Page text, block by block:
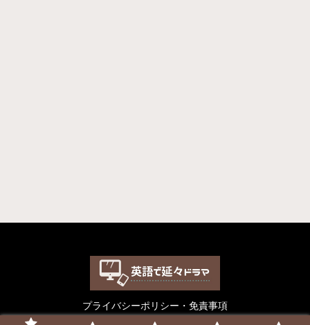
プライバシーポリシー・免責事項